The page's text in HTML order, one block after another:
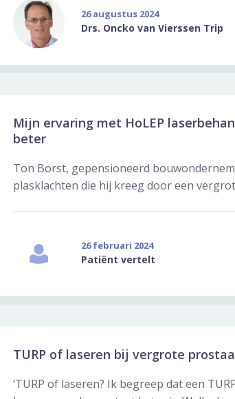
26 augustus 2024
Drs. Oncko van Vierssen Trip
Mijn ervaring met HoLEP
beter
Ton Borst, gepensioneerd
plasklachten die hij kreeg door een
26 februari 2024
Patiënt vertelt
TURP of laseren bij vergrote
‘TURP of laseren? Ik begreep dat een